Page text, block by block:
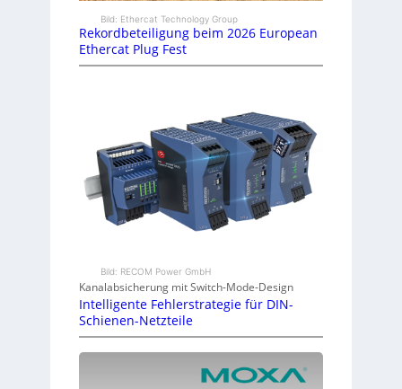
Bild: Ethercat Technology Group
Rekordbeteiligung beim 2026 European
Ethercat Plug Fest
Bild: RECOM Power GmbH
Kanalabsicherung mit Switch-Mode-Design
Intelligente Fehlerstrategie für DIN-
Schienen-Netzteile